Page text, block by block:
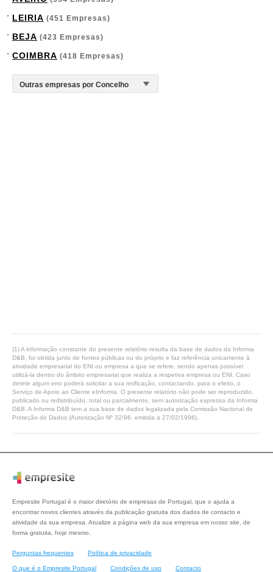
LEIRIA (451 Empresas)
BEJA (423 Empresas)
COIMBRA (418 Empresas)
(1) A informação constante do presente relatório resulta da base de dados da Informa
D&B, foi obtida junto de fontes públicas ou do próprio e faz referência unicamente à
atividade empresarial do ENI ou empresa a que se refere, sendo apenas possível
utilizá-la dentro do âmbito empresarial que realiza a respetiva empresa ou ENI. Caso
detete algum erro poderá solicitar a sua retificação, contactando, para o efeito, o
Serviço de Apoio ao Cliente eInforma. O presente relatório não pode ser reproduzido,
publicado ou redistribuído, total ou parcialmente, sem autorização expressa da Informa
D&B. A Informa D&B tem a sua base de dados legalizada pela Comissão Nacional de
Proteção de Dados (Autorização Nº 32/96, emitida a 27/02/1996).
Empresite Portugal é o maior diretório de empresas de Portugal, que o ajuda a
encontrar novos clientes através da publicação gratuita dos dados de contacto e
atividade da sua empresa. Atualize a página web da sua empresa em nosso site, de
forma gratuita, hoje mesmo.
Perguntas frequentes Política de privacidade
O que é o Empresite Portugal Condições de uso Contacto